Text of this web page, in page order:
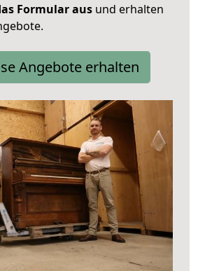
Formular aus und erhalten
Angebote erhalten